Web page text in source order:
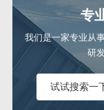
专
我们是一家专业从
研